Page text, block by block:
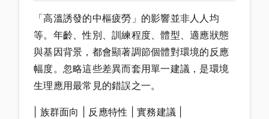
「高溫誘發的中樞疲勞」的影響並非人人均
等。年齡、性別、訓練程度、體型、適應狀態
與基因背景，都會顯著調節個體對環境的反應
幅度。忽略這些差異而套用單一建議，是環境
生理應用最常見的錯誤之一。
| 族群面向 | 反應特性 | 實務建議 |